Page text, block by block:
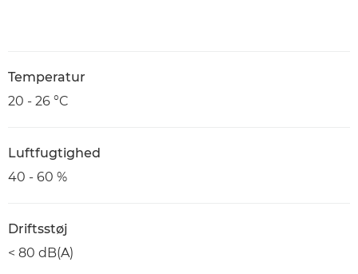
Temperatur
20 - 26 °C
Luftfugtighed
40 - 60 %
Driftsstøj
< 80 dB(A)